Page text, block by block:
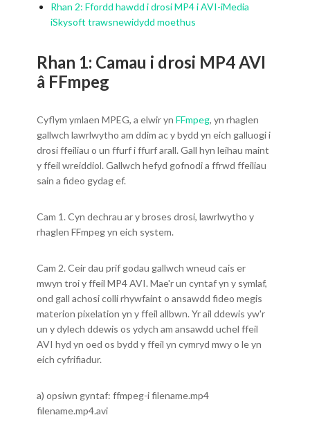
Rhan 2: Ffordd hawdd i drosi MP4 i AVI-iMedia
iSkysoft trawsnewidydd moethus
Rhan 1: Camau i drosi MP4 AVI
â FFmpeg
Cyflym ymlaen MPEG, a elwir ynFFmpeg, yn rhaglen
gallwch lawrlwytho am ddim ac y bydd yn eich galluogi i
drosi ffeiliau o un ffurf i ffurf arall. Gall hyn leihau maint
y ffeil wreiddiol. Gallwch hefyd gofnodi a ffrwd ffeiliau
sain a fideo gydag ef.
Cam 1. Cyn dechrau ar y broses drosi, lawrlwytho y
rhaglen FFmpeg yn eich system.
Cam 2. Ceir dau prif godau gallwch wneud cais er
mwyn troi y ffeil MP4 AVI. Mae'r un cyntaf yn y symlaf,
ond gall achosi colli rhywfaint o ansawdd fideo megis
materion pixelation yn y ffeil allbwn. Yr ail ddewis yw'r
un y dylech ddewis os ydych am ansawdd uchel ffeil
AVI hyd yn oed os bydd y ffeil yn cymryd mwy o le yn
eich cyfrifiadur.
a) opsiwn gyntaf: ffmpeg-i filename.mp4
filename.mp4.avi